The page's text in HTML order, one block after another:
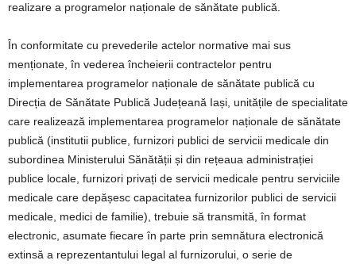
realizare a programelor naționale de sănătate publică.
În conformitate cu prevederile actelor normative mai sus
menționate, în vederea încheierii contractelor pentru
implementarea programelor naționale de sănătate publică cu
Direcția de Sănătate Publică Județeană Iași, unitățile de specialitate
care realizează implementarea programelor naționale de sănătate
publică (institutii publice, furnizori publici de servicii medicale din
subordinea Ministerului Sănătății și din rețeaua administrației
publice locale, furnizori privați de servicii medicale pentru serviciile
medicale care depășesc capacitatea furnizorilor publici de servicii
medicale, medici de familie), trebuie să transmită, în format
electronic, asumate fiecare în parte prin semnătura electronică
extinsă a reprezentantului legal al furnizorului, o serie de